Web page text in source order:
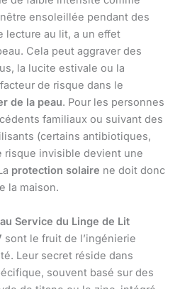
ensoleillée pendant des
lecture au lit, a un effet
Cela peut aggraver des
la lucite estivale ou la
de risque dans le
de la peau. Pour les personnes
familiaux ou suivant des
(certains antibiotiques,
risque invisible devient une
protection solaire ne doit donc
la maison.
Service du Linge de Lit
sont le fruit de l’ingénierie
Leur secret réside dans
souvent basé sur des